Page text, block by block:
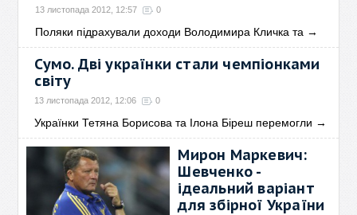
13 листопада 2012, 12:57 0
Поляки підрахували доходи Володимира Кличка та →
Сумо. Дві українки стали чемпіонками
світу
13 листопада 2012, 12:06 0
Українки Тетяна Борисова та Ілона Біреш перемогли →
Мирон Маркевич:
Шевченко -
ідеальний варіант
для збірної України